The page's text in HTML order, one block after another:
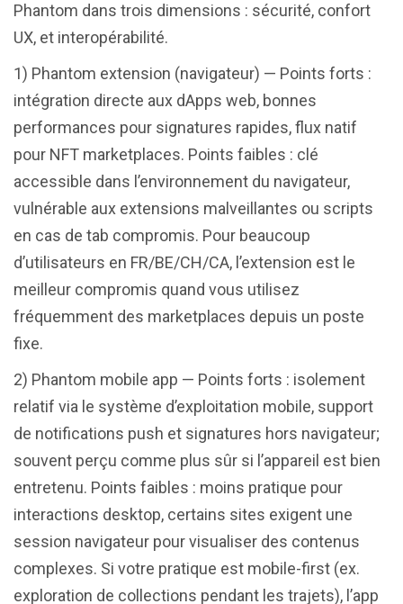
Phantom dans trois dimensions : sécurité, confort
UX, et interopérabilité.
1) Phantom extension (navigateur) — Points forts :
intégration directe aux dApps web, bonnes
performances pour signatures rapides, flux natif
pour NFT marketplaces. Points faibles : clé
accessible dans l’environnement du navigateur,
vulnérable aux extensions malveillantes ou scripts
en cas de tab compromis. Pour beaucoup
d’utilisateurs en FR/BE/CH/CA, l’extension est le
meilleur compromis quand vous utilisez
fréquemment des marketplaces depuis un poste
fixe.
2) Phantom mobile app — Points forts : isolement
relatif via le système d’exploitation mobile, support
de notifications push et signatures hors navigateur;
souvent perçu comme plus sûr si l’appareil est bien
entretenu. Points faibles : moins pratique pour
interactions desktop, certains sites exigent une
session navigateur pour visualiser des contenus
complexes. Si votre pratique est mobile-first (ex.
exploration de collections pendant les trajets), l’app